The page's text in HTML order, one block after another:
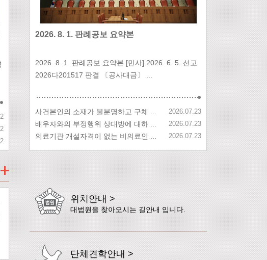
2026. 8. 1. 판례공보 요약본
2026. 8. 1. 판례공보 요약본 [민사] 2026. 6. 5. 선고
2026다201517 판결 〔공사대금〕 ...
사건본인의 소재가 불분명하고 구체 ... 2026.07.23
배우자와의 부정행위 상대방에 대하 ... 2026.07.23
의료기관 개설자격이 없는 비의료인 ... 2026.07.23
위치안내 >
대법원을 찾아오시는 길안내 입니다.
단체견학안내 >